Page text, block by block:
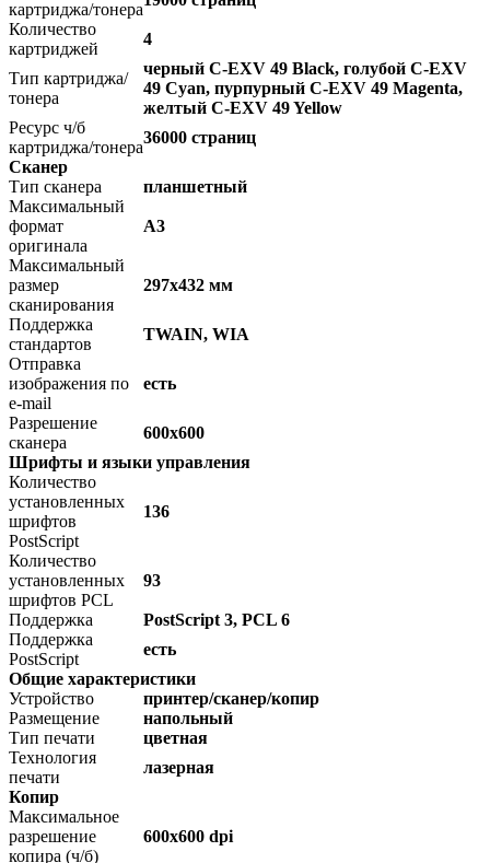
картриджа/тонера
Количество
картриджей
4
Тип картриджа/
тонера
черный C-EXV 49 Black, голубой C-EXV
49 Cyan, пурпурный C-EXV 49 Magenta,
желтый C-EXV 49 Yellow
Ресурс ч/б
картриджа/тонера
36000 страниц
Сканер
Тип сканера
планшетный
Максимальный
формат
оригинала
A3
Максимальный
размер
сканирования
297x432 мм
Поддержка
стандартов
TWAIN, WIA
Отправка
изображения по
e-mail
есть
Разрешение
сканера
600x600
Шрифты и языки управления
Количество
установленных
шрифтов
PostScript
136
Количество
установленных
шрифтов PCL
93
Поддержка
PostScript 3, PCL 6
Поддержка
PostScript
есть
Общие характеристики
Устройство
принтер/сканер/копир
Размещение
напольный
Тип печати
цветная
Технология
печати
лазерная
Копир
Максимальное
разрешение
копира (ч/б)
600x600 dpi